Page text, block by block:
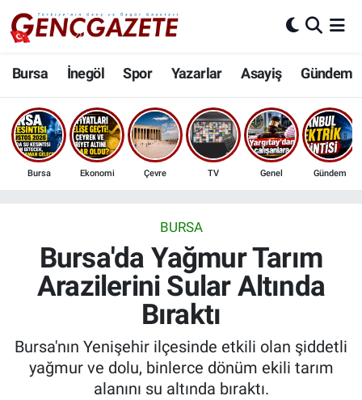
Bursa İnegöl Spor Yazarlar Asayiş Gündem
Bursa Ekonomi Çevre TV Genel Gündem
BURSA
Bursa'da Yağmur Tarım
Arazilerini Sular Altında
Bıraktı
Bursa'nın Yenişehir ilçesinde etkili olan şiddetli
yağmur ve dolu, binlerce dönüm ekili tarım
alanını su altında bıraktı.
Bursa
İnegöl
3.SAYFA
Ekonomi
İnanç
Kadın & Aile
Nöbetçi Eczaneler
Hava Durumu
Trafik Durumu
Son Dakika Haberleri